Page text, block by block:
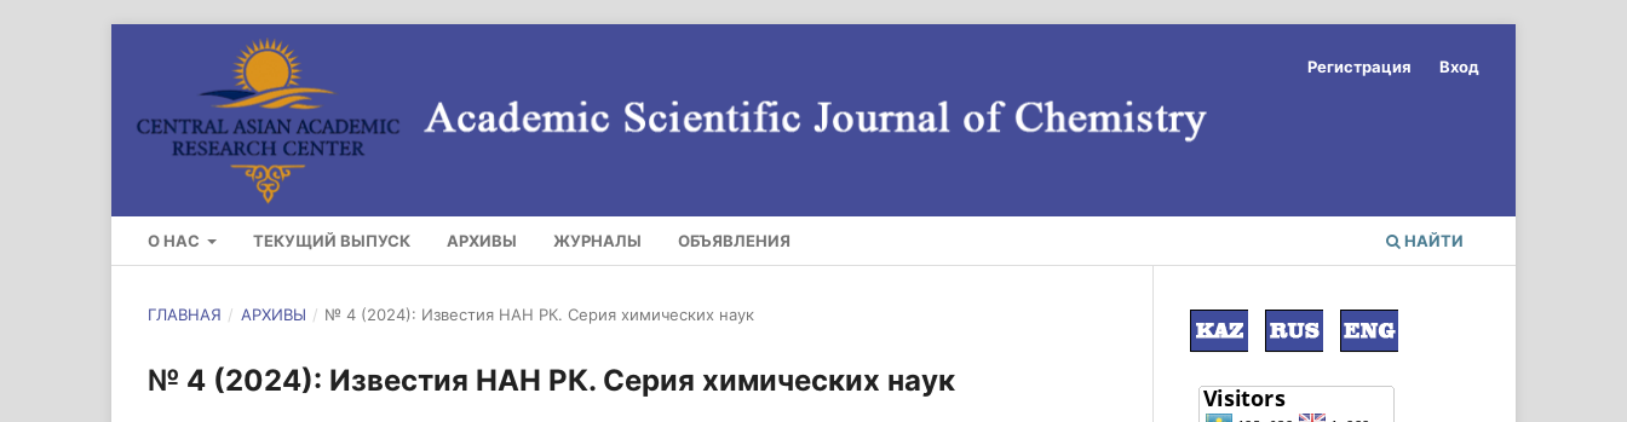
О НАС ТЕКУЩИЙ ВЫПУСК АРХИВЫ ЖУРНАЛЫ ОБЪЯВЛЕНИЯ НАЙТИ
Регистрация Вход
ГЛАВНАЯ / АРХИВЫ / № 4 (2024): Известия НАН РК. Серия химических наук
№ 4 (2024): Известия НАН РК. Серия химических наук